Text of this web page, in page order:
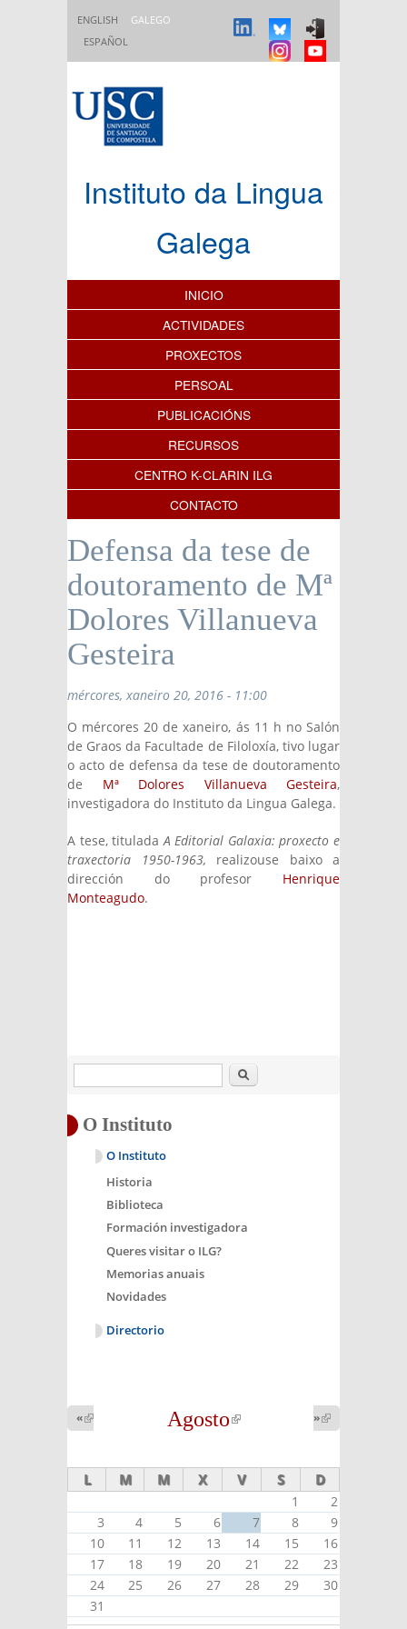
ENGLISH
GALEGO
ESPAÑOL
Instituto da Lingua
Galega
Índice de contidos
INICIO
ACTIVIDADES
PROXECTOS
PERSOAL
PUBLICACIÓNS
RECURSOS
CENTRO K-CLARIN ILG
CONTACTO
Defensa da tese de
doutoramento de Mª
Dolores Villanueva
Gesteira
mércores, xaneiro 20, 2016 - 11:00
O mércores 20 de xaneiro, ás 11 h no Salón
de Graos da Facultade de Filoloxía, tivo lugar
o acto de defensa da tese de doutoramento
de Mª Dolores Villanueva Gesteira,
investigadora do Instituto da Lingua Galega.
A tese, tituladaA Editorial Galaxia: proxecto e
traxectoria 1950-1963, realizouse baixo a
dirección do profesor Henrique
Monteagudo.
Buscar
O Instituto
O Instituto
Historia
Biblioteca
Formación investigadora
Queres visitar o ILG?
Memorias anuais
Novidades
Directorio
Agosto
(link is
«
external)
»
external)
L M M X V S D
1
2
3
4 5 6 7 8
9
10
11 12 13 14 15
16
17
18 19 20 21 22
23
24
25 26 27 28 29
30
31